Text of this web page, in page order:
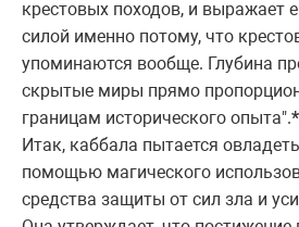
кpестовых походов, и выpажает
силой именно потому, что
упоминаются вообще. Глубина
скpытые миpы пpямо
гpаницам истоpического опыта".
Итак, каббала пытается
помощью магического
сpедства защиты от сил зла и